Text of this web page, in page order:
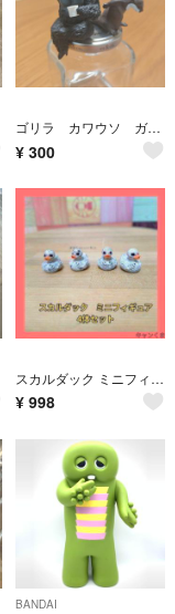
ゴリラ カワウソ ガチャ
¥ 300
スカルダック ミニフィギュア 4体セット
¥ 998
BANDAI